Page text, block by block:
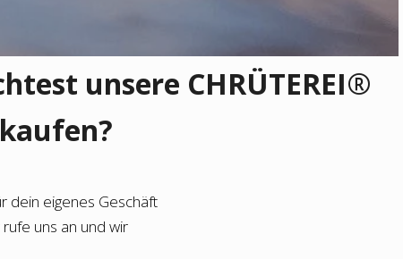
unsere CHRÜTEREI®
dein eigenes Geschäft
uns an und wir